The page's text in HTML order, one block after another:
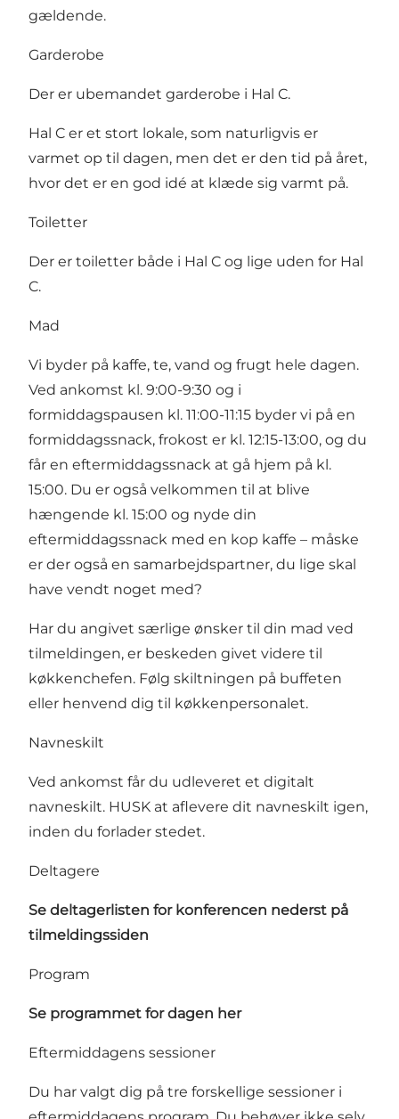
gældende.
Garderobe
Der er ubemandet garderobe i Hal C.
Hal C er et stort lokale, som naturligvis er
varmet op til dagen, men det er den tid på året,
hvor det er en god idé at klæde sig varmt på.
Toiletter
Der er toiletter både i Hal C og lige uden for Hal
C.
Mad
Vi byder på kaffe, te, vand og frugt hele dagen.
Ved ankomst kl. 9:00-9:30 og i
formiddagspausen kl. 11:00-11:15 byder vi på en
formiddagssnack, frokost er kl. 12:15-13:00, og du
får en eftermiddagssnack at gå hjem på kl.
15:00. Du er også velkommen til at blive
hængende kl. 15:00 og nyde din
eftermiddagssnack med en kop kaffe – måske
er der også en samarbejdspartner, du lige skal
have vendt noget med?
Har du angivet særlige ønsker til din mad ved
tilmeldingen, er beskeden givet videre til
køkkenchefen. Følg skiltningen på buffeten
eller henvend dig til køkkenpersonalet.
Navneskilt
Ved ankomst får du udleveret et digitalt
navneskilt. HUSK at aflevere dit navneskilt igen,
inden du forlader stedet.
Deltagere
Se deltagerlisten for konferencen nederst på
tilmeldingssiden
Program
Se programmet for dagen her
Eftermiddagens sessioner
Du har valgt dig på tre forskellige sessioner i